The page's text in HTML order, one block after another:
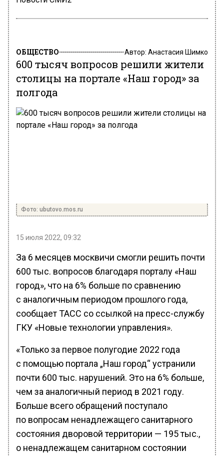
ОБЩЕСТВО Автор: Анастасия Шимко
600 тысяч вопросов решили жители
столицы на портале «Наш город» за
полгода
Фото: ubutovo.mos.ru
15 июля 2022, 09:32
За 6 месяцев москвичи смогли решить почти
600 тыс. вопросов благодаря порталу «Наш
город», что на 6% больше по сравнению
с аналогичным периодом прошлого года,
сообщает ТАСС со ссылкой на пресс-службу
ГКУ «Новые технологии управления».
«Только за первое полугодие 2022 года
с помощью портала „Наш город“ устранили
почти 600 тыс. нарушений. Это на 6% больше,
чем за аналогичный период в 2021 году.
Больше всего обращений поступало
по вопросам ненадлежащего санитарного
состояния дворовой территории — 195 тыс.,
о ненадлежащем санитарном состоянии